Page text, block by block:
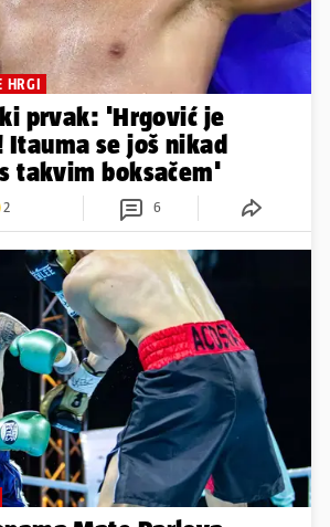
HRGI
prvak: 'Hrgović je
Itauma se još nikad
takvim boksačem'
2 6